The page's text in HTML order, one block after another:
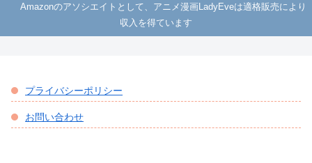
Amazonのアソシエイトとして、アニメ漫画LadyEveは適格販売により
収入を得ています
プライバシーポリシー
お問い合わせ